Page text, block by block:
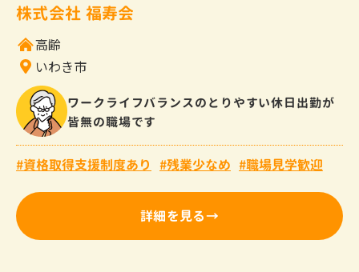
株式会社 福寿会
高齢
いわき市
ワークライフバランスのとりやすい休日出勤が
皆無の職場です
資格取得支援制度あり 残業少なめ 職場見学歓迎
詳細を見る